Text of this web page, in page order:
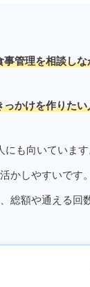
事管理を相談し
かけを作りたい
も向いています
かしやすいです。
総額や通える回